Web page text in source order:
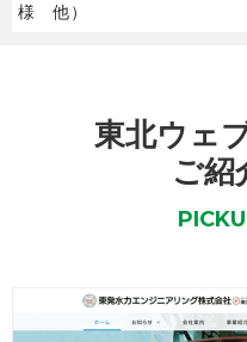
様 他）
東北ウェ
ご紹